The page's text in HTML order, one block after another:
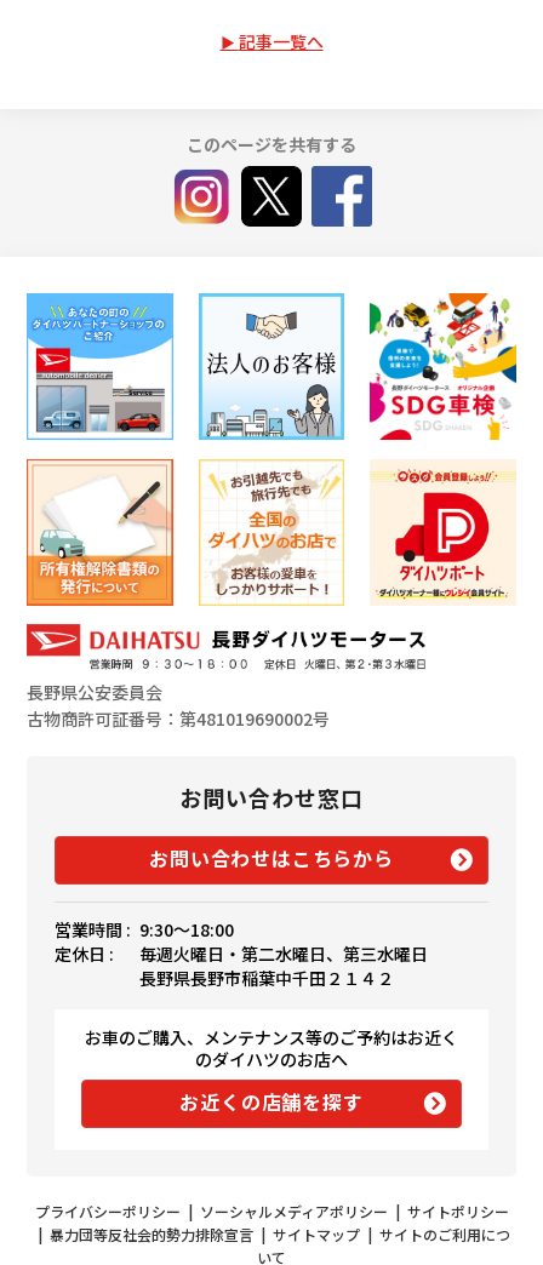
記事一覧へ
このページを共有する
長野県公安委員会
古物商許可証番号：第481019690002号
お問い合わせ窓口
お問い合わせはこちらから
営業時間 : 9:30〜18:00
定休日 :
毎週火曜日・第二水曜日、第三水曜日
長野県長野市稲葉中千田２１４２
お車のご購入、メンテナンス等のご予約はお近く
のダイハツのお店へ
お近くの店舗を探す
プライバシーポリシー | ソーシャルメディアポリシー | サイトポリシー
| 暴力団等反社会的勢力排除宣言| サイトマップ| サイトのご利用につ
いて